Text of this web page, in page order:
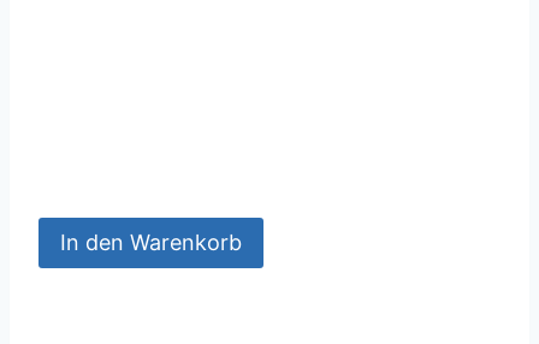
In den Warenkorb